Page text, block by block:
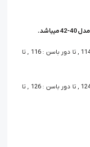
سایز 1 : تا دور سینه : 110 , تا دور شکم : 114 , تا دور باسن : 116 , تا
سایز 2 : تا دور سینه : 120 , تا دور شکم : 124 , تا دور باسن : 126 , تا